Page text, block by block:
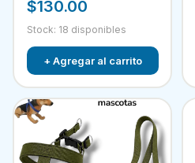
$130.00
Stock: 18 disponibles
+ Agregar al carrito